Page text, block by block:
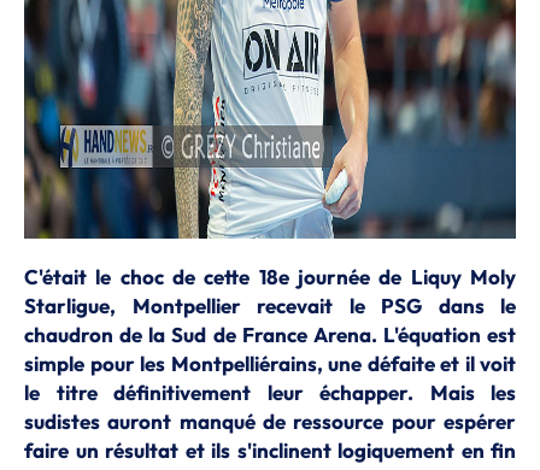
C'était le choc de cette 18e journée de Liquy Moly
Starligue, Montpellier recevait le PSG dans le
chaudron de la Sud de France Arena. L'équation est
simple pour les Montpelliérains, une défaite et il voit
le titre définitivement leur échapper. Mais les
sudistes auront manqué de ressource pour espérer
faire un résultat et ils s'inclinent logiquement en fin